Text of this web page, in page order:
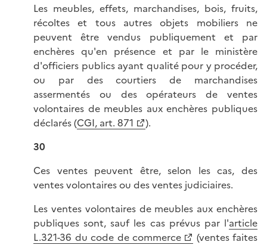
Les meubles, effets, marchandises, bois, fruits,
récoltes et tous autres objets mobiliers ne
peuvent être vendus publiquement et par
enchères qu'en présence et par le ministère
d'officiers publics ayant qualité pour y procéder,
ou par des courtiers de marchandises
assermentés ou des opérateurs de ventes
volontaires de meubles aux enchères publiques
déclarés (CGI, art. 871
).
30
Ces ventes peuvent être, selon les cas, des
ventes volontaires ou des ventes judiciaires.
Les ventes volontaires de meubles aux enchères
publiques sont, sauf les cas prévus par l'article
L.321-36 du code de commerce
(ventes faites